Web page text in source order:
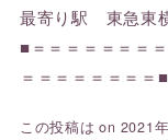
最寄り駅 東急東
■＝＝＝＝＝＝＝
＝＝＝＝＝＝＝＝■
この投稿は on 2021